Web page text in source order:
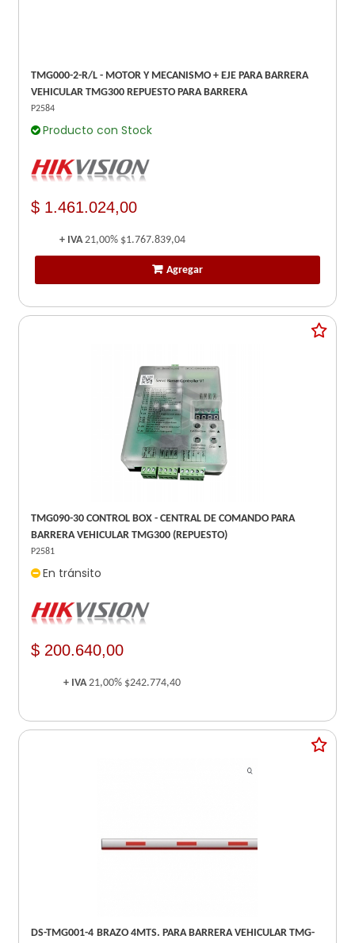
TMG000-2-R/L - MOTOR Y MECANISMO + EJE PARA BARRERA
VEHICULAR TMG300 REPUESTO PARA BARRERA
P2584
Producto con Stock
$ 1.461.024,00
+ IVA21,00% $1.767.839,04
Agregar
TMG090-30 CONTROL BOX - CENTRAL DE COMANDO PARA
BARRERA VEHICULAR TMG300 (REPUESTO)
P2581
En tránsito
$ 200.640,00
+ IVA21,00% $242.774,40
DS-TMG001-4 BRAZO 4MTS. PARA BARRERA VEHICULAR TMG-